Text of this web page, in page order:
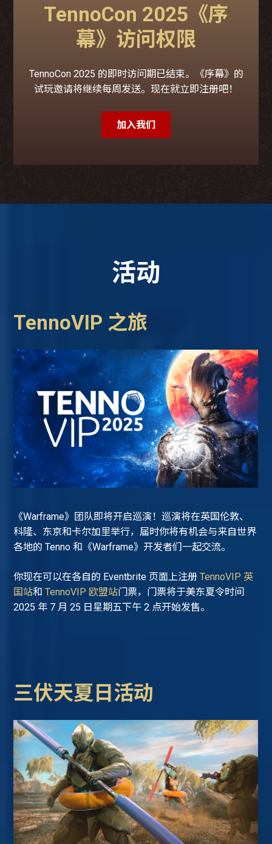
TennoCon 2025《序
幕》访问权限
TennoCon 2025 的即时访问期已结束。《序幕》的
试玩邀请将继续每周发送。现在就立即注册吧！
加入我们
活动
TennoVIP 之旅
《Warframe》团队即将开启巡演！巡演将在英国伦敦、
科隆、东京和卡尔加里举行，届时你将有机会与来自世界
各地的 Tenno 和《Warframe》开发者们一起交流。
你现在可以在各自的 Eventbrite 页面上注册TennoVIP 英
国站和TennoVIP 欧盟站门票，门票将于美东夏令时间
2025 年 7 月 25 日星期五下午 2 点开始发售。
三伏天夏日活动